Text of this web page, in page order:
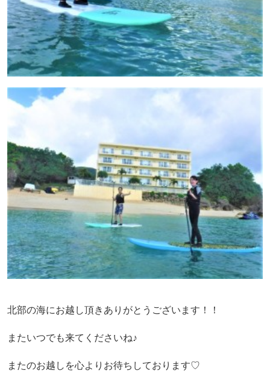
北部の海にお越し頂きありがとうございます！！
またいつでも来てくださいね♪
またのお越しを心よりお待ちしております♡